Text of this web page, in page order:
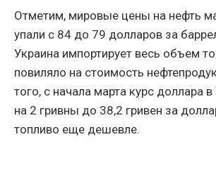
Отметим, мировые цены на нефть
упали с 84 до 79 долларов за
Украина импортирует весь объем
повиляло на стоимость
того, с начала марта курс доллара в
на 2 гривны до 38,2 гривен за
топливо еще дешевле.